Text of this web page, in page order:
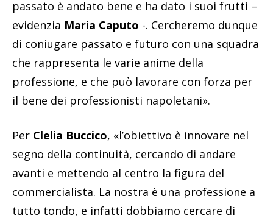
passato è andato bene e ha dato i suoi frutti –
evidenzia Maria Caputo -. Cercheremo dunque
di coniugare passato e futuro con una squadra
che rappresenta le varie anime della
professione, e che può lavorare con forza per
il bene dei professionisti napoletani».
Per Clelia Buccico, «l’obiettivo è innovare nel
segno della continuità, cercando di andare
avanti e mettendo al centro la figura del
commercialista. La nostra è una professione a
tutto tondo, e infatti dobbiamo cercare di